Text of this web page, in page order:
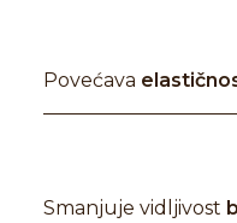
Povećava
Smanjuje vidljivost